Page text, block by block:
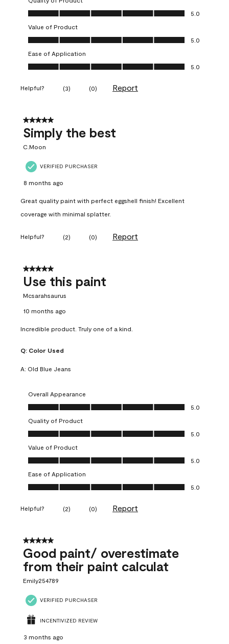
Quality of Product, 5.0 out of 5
5.0
Value of Product
Value of Product, 5.0 out of 5
5.0
Ease of Application
Ease of Application, 5.0 out of 5
5.0
Helpful? (3) (0) Report
5 out of 5 stars.
Simply the best
C.Moon
VERIFIED PURCHASER
8 months ago
Great quality paint with perfect eggshell finish! Excellent
coverage with minimal splatter.
Helpful? (2) (0) Report
5 out of 5 stars.
Use this paint
Mcsarahsaurus
10 months ago
Incredible product. Truly one of a kind.
Q: Color Used
A: Old Blue Jeans
Overall Appearance
Overall Appearance, 5.0 out of 5
5.0
Quality of Product
Quality of Product, 5.0 out of 5
5.0
Value of Product
Value of Product, 5.0 out of 5
5.0
Ease of Application
Ease of Application, 5.0 out of 5
5.0
Helpful? (2) (0) Report
5 out of 5 stars.
Good paint/ overestimate
from their paint calculat
Emily254789
VERIFIED PURCHASER
INCENTIVIZED REVIEW
3 months ago